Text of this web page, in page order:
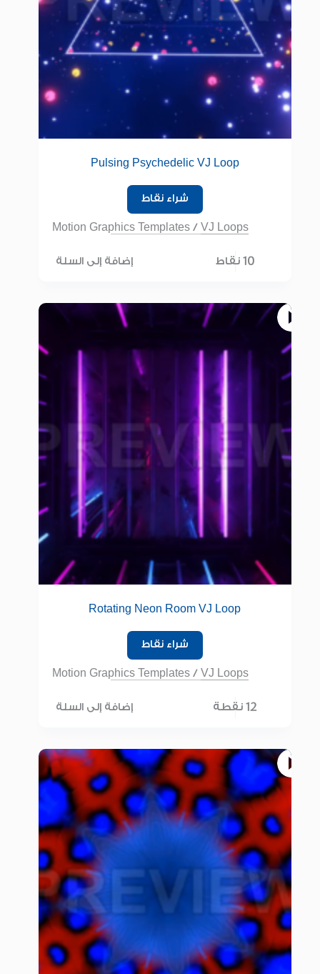
Pulsing Psychedelic VJ Loop
شراء نقاط
Motion Graphics Templates /VJ Loops
10 نقاط إضافة إلى السلة
Rotating Neon Room VJ Loop
شراء نقاط
Motion Graphics Templates /VJ Loops
12 نقطة إضافة إلى السلة